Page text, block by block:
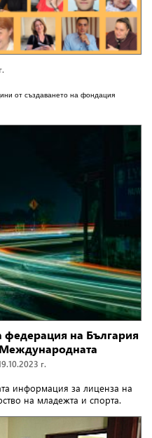
от създаването на фондация
на България
Международната
г.
информация за лиценза на
на младежта и спорта.